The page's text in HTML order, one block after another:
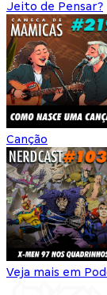
Jeito de Pensar?
Canção
Veja mais em